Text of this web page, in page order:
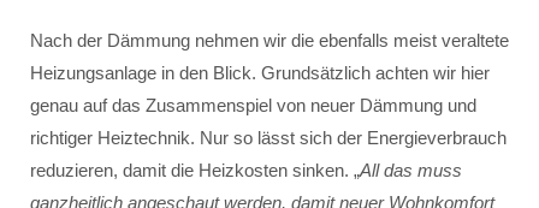
Nach der Dämmung nehmen wir die ebenfalls meist veraltete
Heizungsanlage in den Blick. Grundsätzlich achten wir hier
genau auf das Zusammenspiel von neuer Dämmung und
richtiger Heiztechnik. Nur so lässt sich der Energieverbrauch
reduzieren, damit die Heizkosten sinken. „All das muss
ganzheitlich angeschaut werden, damit neuer Wohnkomfort